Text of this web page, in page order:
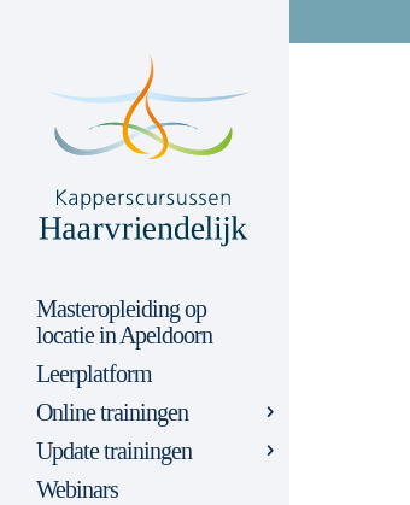
Masteropleiding op
locatie in Apeldoorn
Leerplatform
Online trainingen
Update trainingen
Webinars